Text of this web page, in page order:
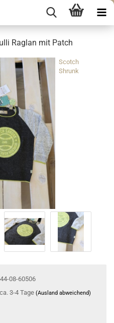
Raglan mit Patch
Scotch
Shrunk
08-60506
ca. 3-4 Tage (Ausland abweichend)